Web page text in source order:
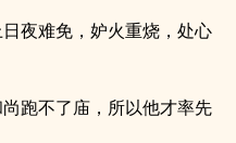
夜难免，妒火重烧，处心
跑不了庙，所以他才率先